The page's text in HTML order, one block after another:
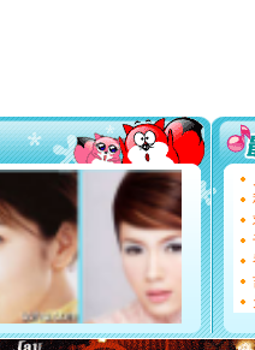
[圣诞节]
你太多，
要平安
[圣诞节]
能正大
都要快乐
[圣诞节]
如意,快
[元旦]
看
断电。
你是我
[元旦]如